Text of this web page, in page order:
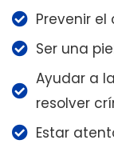
Prevenir el
Ser una
Ayudar a
resolver
Estar